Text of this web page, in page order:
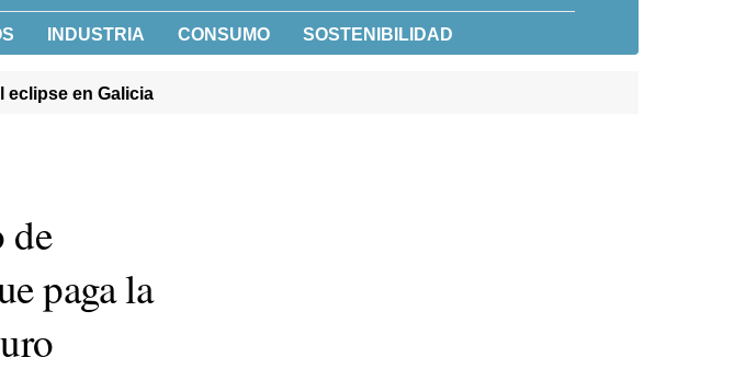
INDUSTRIA CONSUMO SOSTENIBILIDAD
eclipse en Galicia
de
paga la